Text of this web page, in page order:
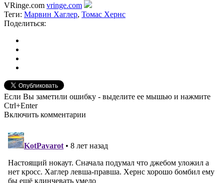
VRinge.com vringe.com
Теги: Марвин Хаглер, Томас Хернс
Поделиться:
Если Вы заметили ошибку - выделите ее мышью и нажмите
Ctrl+Enter
Включить комментарии